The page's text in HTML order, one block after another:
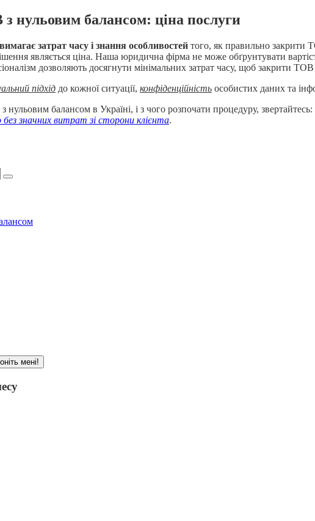
нульовим балансом: ціна послуги
затрат часу і знання особливостей того, як правильно закрити
являється ціна. Наша юридична фірма не може обґрунтувати
дозволяють досягнути мінімальних затрат часу, щоб закрити
підхід до кожної ситуації, конфіденційність особистих даних та
балансом в Україні, і з чого розпочати процедуру, звертайтесь:
значних витрат зі сторони клієнта.
мені!